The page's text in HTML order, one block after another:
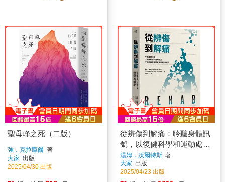
聖母峰之死（二版）
強．克拉庫爾 著
大家 出版
2025/04/30 出版
從辨傷到解痛：聆聽身體訊
號，以復健科學和運動處方
打破疼痛與反覆受傷的無助
循環
湯姆．沃爾特斯 著
大家 出版
2025/04/23 出版